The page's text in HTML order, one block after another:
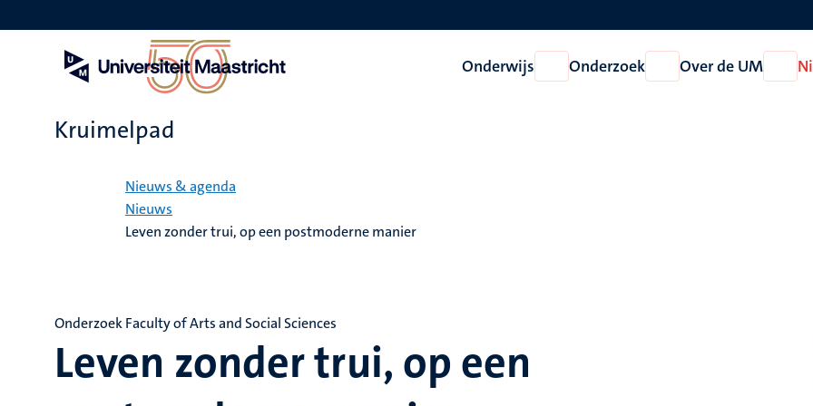
en
Onderwijs
Open
Onderwijs
Onderzoek
Open
Onderzoek
Over de UM
Open
Over
Kruimelpad
Nieuws & agenda
Nieuws
Leven zonder trui, op een postmoderne manier
Leven zonder trui, op een
Onderzoek Faculty of Arts and Social Sciences